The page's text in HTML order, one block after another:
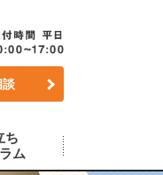
談
ち
ム